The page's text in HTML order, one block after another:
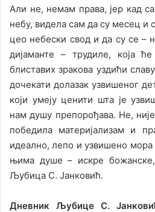
Aли не, немам права, jер кад
небу, видела сам да су месец и
цео небески свод и да су се –
диjаманте – трудиле, коjа
блиставих зракова уздићи
дочекати долазак узвишеног
коjи умеjу ценити шта jе
нам душу препорођава. Не,
победила материjализам и
идеално, лепо и узвишено
њима душе – искре
Љубица С. Jанковић.
Дневник Љубице С.